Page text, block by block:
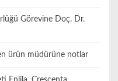
Görevine Doç. Dr.
ürün müdürüne notlar